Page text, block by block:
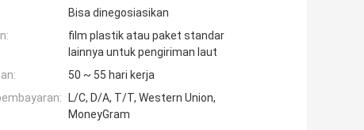
Bisa dinegosiasikan
film plastik atau paket standar
lainnya untuk pengiriman laut
50 ~ 55 hari kerja
L/C, D/A, T/T, Western Union,
MoneyGram